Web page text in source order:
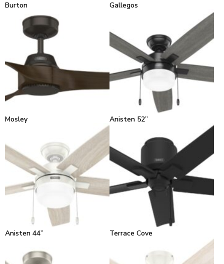
Burton Gallegos
Mosley Anisten 52”
Anisten 44” Terrace Cove